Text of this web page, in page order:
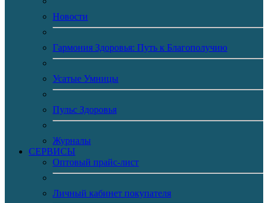
Новости
Гармония Здоровья: Путь к Благополучию
Усатые Умницы
Пульс Здоровья
Журналы
CЕРВИСЫ
Оптовый прайс-лист
Личный кабинет покупателя